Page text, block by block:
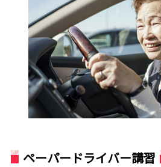
ペーパードライバー講習